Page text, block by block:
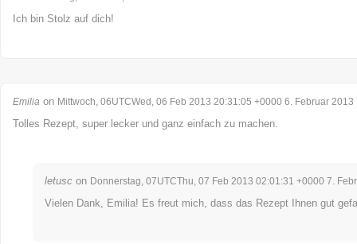
Ich bin Stolz auf dich!
Emilia on Mittwoch, 06UTCWed, 06 Feb 2013 20:31:05 +0000 6. Februar 2013
Tolles Rezept, super lecker und ganz einfach zu machen.
letusc on Donnerstag, 07UTCThu, 07 Feb 2013 02:01:31 +0000 7.
Vielen Dank, Emilia! Es freut mich, dass das Rezept Ihnen gut